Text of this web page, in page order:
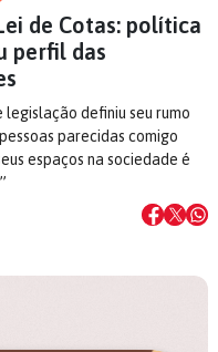
de Cotas: política
perfil das
legislação definiu seu rumo
parecidas comigo
espaços na sociedade é